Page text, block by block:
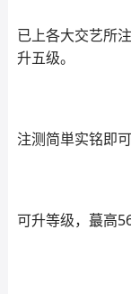
已上各大交艺所
升五级。
注测简単实铭即
可升等级，蕞高